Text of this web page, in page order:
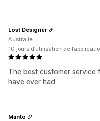
The best customer service
have ever had
Lost Designer
Australie
10 jours d’utilisation de
Manto